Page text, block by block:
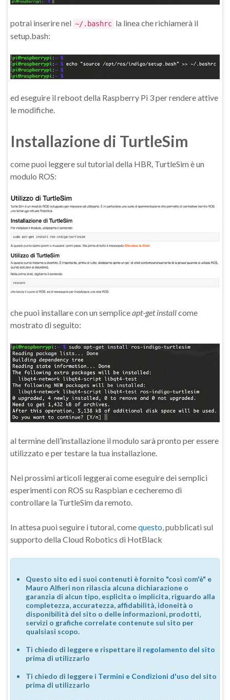
potrai inserire nel ~/.bashrc la linea che richiamerà il
setup.bash:
ed eseguire il reboot della Raspberry Pi 3 per rendere attive
le modifiche.
Installazione di TurtleSim
come puoi leggere sul tutorial della HBR, TurtleSim è un
modulo ROS:
che puoi installare con un sempliceapt-get installcome
mostrato di seguito:
al termine dell’installazione il modulo sarà pronto per essere
utilizzato e per testare la tua installazione.
Nei prossimi articoli leggerai come eseguire dei semplici
esperimenti con ROS su Raspbian e cecheremo di
controllare la TurtleSim da remoto.
In attesa puoi seguire i tutoral, comequesto, pubblicati sul
supporto della Cloud Robotics di HotBlack
Questo sito ed i suoi contenuti è fornito "così com'è" e
Mauro Alfieri non rilascia alcuna dichiarazione o
garanzia di alcun tipo, esplicita o implicita, riguardo alla
completezza, accuratezza, affidabilità, idoneità o
disponibilità del sito o delle informazioni, prodotti,
servizi o grafiche correlate contenute sul sito per
qualsiasi scopo.
Ti chiedo di leggere e rispettare il regolamento del sito
prima di utilizzarlo
Ti chiedo di leggere i Termini e Condizioni d'uso del sito
prima di utilizzarlo